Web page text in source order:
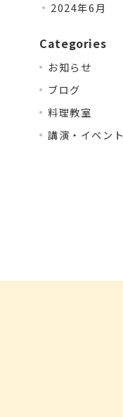
2024年6月
Categories
お知らせ
ブログ
料理教室
講演・イベント